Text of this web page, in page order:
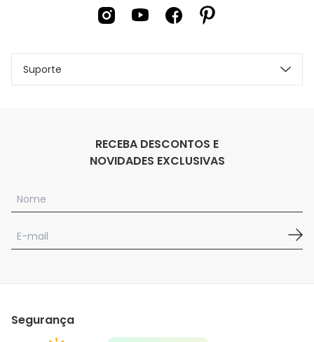
Suporte
RECEBA DESCONTOS E
NOVIDADES EXCLUSIVAS
Segurança